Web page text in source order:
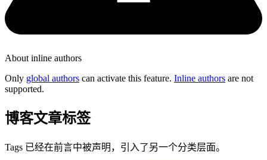
About inline authors
Only global authors can activate this feature. Inline authors are not
supported.
博客文章标签
Tags 已经在前言中被声明，引入了另一个分类层面。